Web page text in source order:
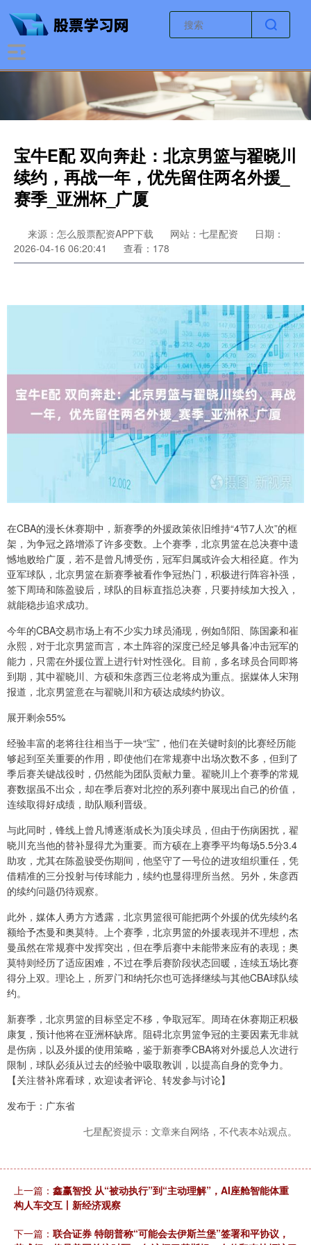
宝牛E配 双向奔赴：北京男篮与翟晓川
续约，再战一年，优先留住两名外援_
赛季_亚洲杯_广厦
来源：怎么股票配资APP下载 网站：七星配资
日期：
2026-04-16 06:20:41
查看：178
在CBA的漫长休赛期中，新赛季的外援政策依旧维持“4节7人次”的框
架，为争冠之路增添了许多变数。上个赛季，北京男篮在总决赛中遗
憾地败给广厦，若不是曾凡博受伤，冠军归属或许会大相径庭。作为
亚军球队，北京男篮在新赛季被看作争冠热门，积极进行阵容补强，
签下周琦和陈盈骏后，球队的目标直指总决赛，只要持续加大投入，
就能稳步追求成功。
今年的CBA交易市场上有不少实力球员涌现，例如邹阳、陈国豪和崔
永熙，对于北京男篮而言，本土阵容的深度已经足够具备冲击冠军的
能力，只需在外援位置上进行针对性强化。目前，多名球员合同即将
到期，其中翟晓川、方硕和朱彦西三位老将成为重点。据媒体人宋翔
报道，北京男篮意在与翟晓川和方硕达成续约协议。
展开剩余55%
经验丰富的老将往往相当于一块“宝”，他们在关键时刻的比赛经历能
够起到至关重要的作用，即使他们在常规赛中出场次数不多，但到了
季后赛关键战役时，仍然能为团队贡献力量。翟晓川上个赛季的常规
赛数据虽不出众，却在季后赛对北控的系列赛中展现出自己的价值，
连续取得好成绩，助队顺利晋级。
与此同时，锋线上曾凡博逐渐成长为顶尖球员，但由于伤病困扰，翟
晓川充当他的替补显得尤为重要。而方硕在上赛季平均每场5.5分3.4
助攻，尤其在陈盈骏受伤期间，他坚守了一号位的进攻组织重任，凭
借精准的三分投射与传球能力，续约也显得理所当然。另外，朱彦西
的续约问题仍待观察。
此外，媒体人勇方方透露，北京男篮很可能把两个外援的优先续约名
额给予杰曼和奥莫特。上个赛季，北京男篮的外援表现并不理想，杰
曼虽然在常规赛中发挥突出，但在季后赛中未能带来应有的表现；奥
莫特则经历了适应困难，不过在季后赛阶段状态回暖，连续五场比赛
得分上双。理论上，所罗门和纳托尔也可选择继续与其他CBA球队续
约。
新赛季，北京男篮的目标坚定不移，争取冠军。周琦在休赛期正积极
康复，预计他将在亚洲杯缺席。阻碍北京男篮争冠的主要因素无非就
是伤病，以及外援的使用策略，鉴于新赛季CBA将对外援总人次进行
限制，球队必须从过去的经验中吸取教训，以提高自身的竞争力。
【关注替补席看球，欢迎读者评论、转发参与讨论】
发布于：广东省
七星配资提示：文章来自网络，不代表本站观点。
上一篇： 鑫赢智投 从“被动执行”到“主动理解”，AI座舱智能体重
构人车交互丨新经济观察
下一篇： 联合证券 特朗普称“可能会去伊斯兰堡”签署和平协议，